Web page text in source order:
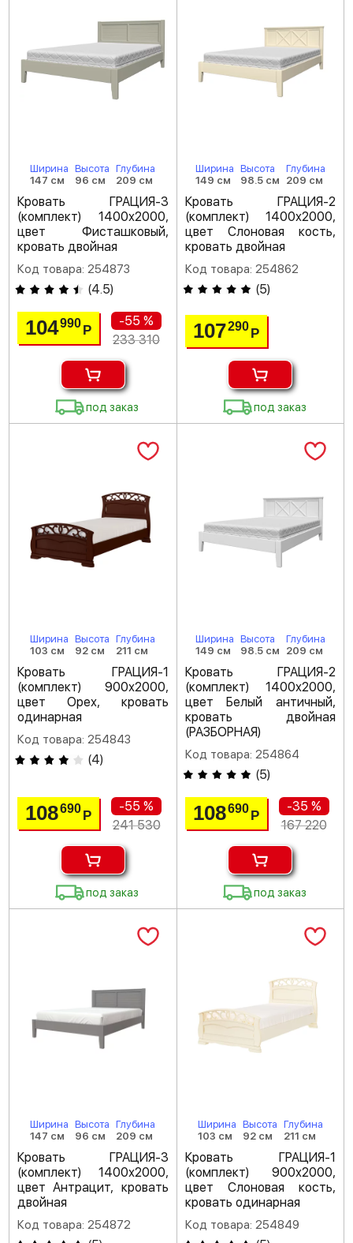
Ширина
147 см
Высота
96 см
Глубина
209 см
Кровать ГРАЦИЯ-3
(комплект) 1400х2000,
цвет Фисташковый,
кровать двойная
Код товара: 254873
(4.5)
104990Р
-55 %
233 310
под заказ
Ширина
149 см
Высота
98.5 см
Глубина
209 см
Кровать ГРАЦИЯ-2
(комплект) 1400х2000,
цвет Слоновая кость,
кровать двойная
Код товара: 254862
(5)
107290 Р
под заказ
Ширина
103 см
Высота
92 см
Глубина
211 см
Кровать ГРАЦИЯ-1
(комплект) 900х2000,
цвет Орех, кровать
одинарная
Код товара: 254843
(4)
108690Р
-55 %
241 530
под заказ
Ширина
149 см
Высота
98.5 см
Глубина
209 см
Кровать ГРАЦИЯ-2
(комплект) 1400х2000,
цвет Белый античный,
кровать двойная
(РАЗБОРНАЯ)
Код товара: 254864
(5)
108690 Р
-35 %
167 220
под заказ
Ширина
147 см
Высота
96 см
Глубина
209 см
Кровать ГРАЦИЯ-3
(комплект) 1400х2000,
цвет Антрацит, кровать
двойная
Код товара: 254872
Ширина
103 см
Высота
92 см
Глубина
211 см
Кровать ГРАЦИЯ-1
(комплект) 900х2000,
цвет Слоновая кость,
кровать одинарная
Код товара: 254849